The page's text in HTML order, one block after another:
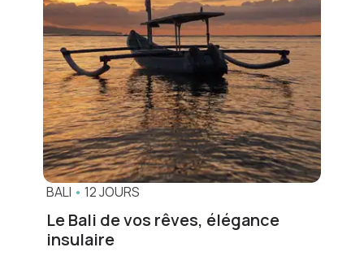
BALI • 12 JOURS
Le Bali de vos rêves, élégance
insulaire